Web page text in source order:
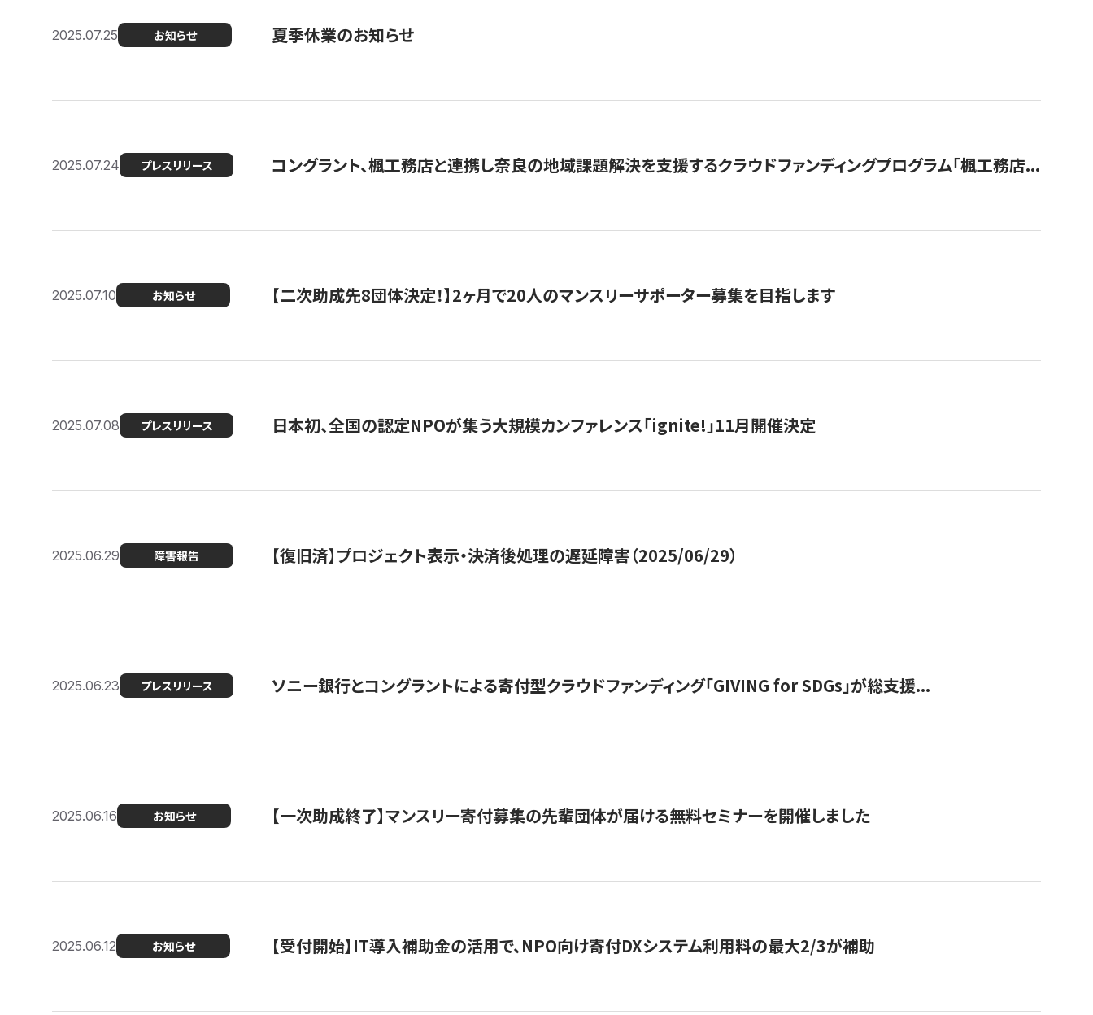
2025.07.25 お知らせ 夏季休業のお知らせ
2025.07.24 プレスリリース コングラント、楓工務店と連携し奈良の地域課題解決を支援するクラウドファンディングプログラム「楓工務店...
2025.07.10 お知らせ 【二次助成先8団体決定！】2ヶ月で20人のマンスリーサポーター募集を目指します
2025.07.08 プレスリリース 日本初、全国の認定NPOが集う大規模カンファレンス「ignite!」11月開催決定
2025.06.29 障害報告 【復旧済】プロジェクト表示・決済後処理の遅延障害（2025/06/29）
2025.06.23 プレスリリース ソニー銀行とコングラントによる寄付型クラウドファンディング「GIVING for SDGs」が総支援...
2025.06.16 お知らせ 【一次助成終了】マンスリー寄付募集の先輩団体が届ける無料セミナーを開催しました
2025.06.12 お知らせ 【受付開始】IT導入補助金の活用で、NPO向け寄付DXシステム利用料の最大2/3が補助